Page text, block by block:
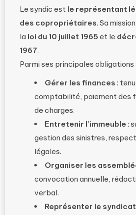
Le syndic est le représentant
des copropriétaires. Sa
la loi du 10 juillet 1965 et le
1967.
Parmi ses principales obligations :
Gérer les finances :
comptabilité, paiement des
de charges.
Entretenir l’immeuble :
gestion des sinistres,
légales.
Organiser les
convocation annuelle,
verbal.
Représenter le syndicat